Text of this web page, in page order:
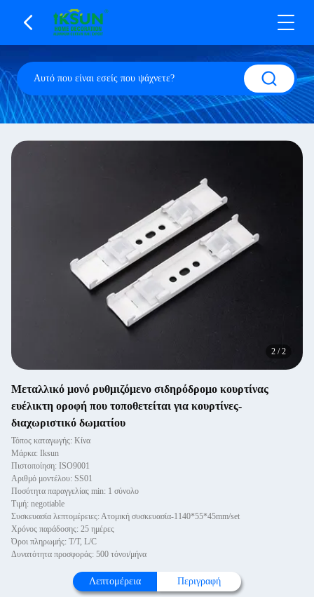
2 /2
Μεταλλικό μονό ρυθμιζόμενο σιδηρόδρομο κουρτίνας
ευέλικτη οροφή που τοποθετείται για κουρτίνες-
διαχωριστικό δωματίου
Τόπος καταγωγής: Κίνα
Μάρκα: Iksun
Πιστοποίηση: ISO9001
Αριθμό μοντέλου: SS01
Ποσότητα παραγγελίας min: 1 σύνολο
Τιμή: negotiable
Συσκευασία λεπτομέρειες: Ατομική συσκευασία-1140*55*45mm/set
Χρόνος παράδοσης: 25 ημέρες
Όροι πληρωμής: T/T, L/C
Δυνατότητα προσφοράς: 500 τόνοι/μήνα
Λεπτομέρεια Περιγραφή